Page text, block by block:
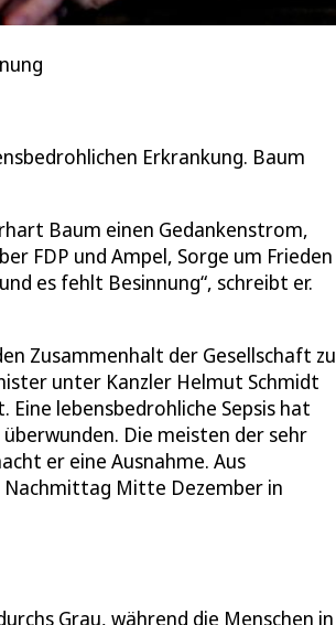
Erkrankung. Baum
Baum einen Gedankenstrom,
FDP und Ampel, Sorge um Frieden
es fehlt Besinnung“, schreibt er.
Zusammenhalt der Gesellschaft zu
unter Kanzler Helmut Schmidt
lebensbedrohliche Sepsis hat
Die meisten der sehr
er eine Ausnahme. Aus
Nachmittag Mitte Dezember in
Grau, während die Menschen in